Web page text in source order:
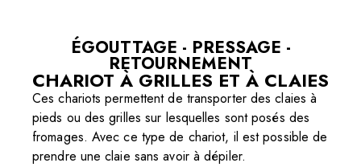
ÉGOUTTAGE - PRESSAGE -
RETOURNEMENT
CHARIOT À GRILLES ET À CLAIES
Ces chariots permettent de transporter des claies à
pieds ou des grilles sur lesquelles sont posés des
fromages. Avec ce type de chariot, il est possible de
prendre une claie sans avoir à dépiler.